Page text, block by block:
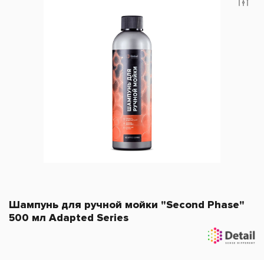
Шампунь для ручной мойки "Second Phase"
500 мл Adapted Series